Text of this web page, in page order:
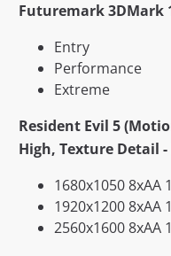
Futuremark 3DMark
Entry
Performance
Extreme
Resident Evil 5
High, Texture Detail
1680x1050 8xAA
1920x1200 8xAA
2560x1600 8xAA